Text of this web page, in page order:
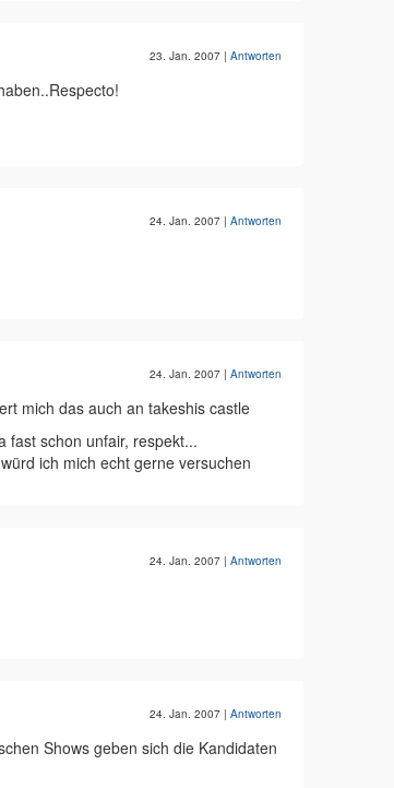
23. Jan. 2007 | Antworten
24. Jan. 2007 | Antworten
24. Jan. 2007 | Antworten
mich das auch an takeshis castle
fast schon unfair, respekt...
ich mich echt gerne versuchen
24. Jan. 2007 | Antworten
24. Jan. 2007 | Antworten
Shows geben sich die Kandidaten